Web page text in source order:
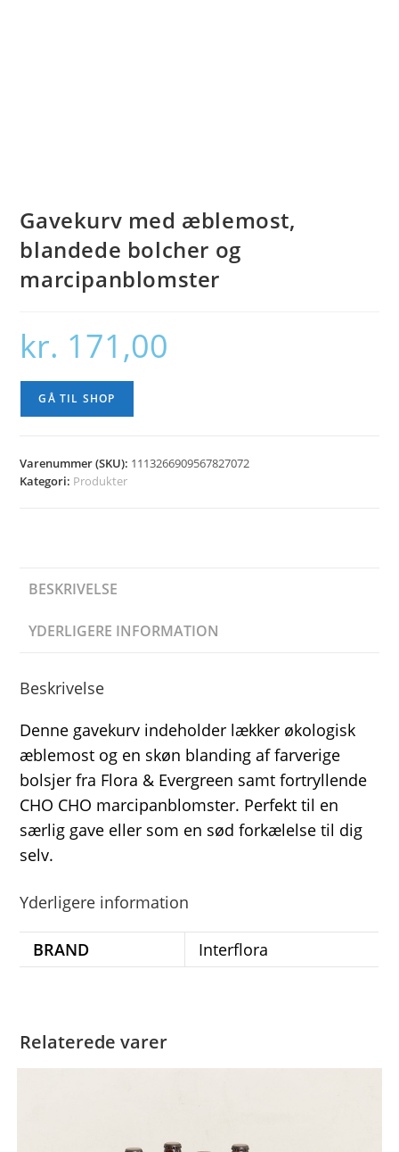
Gavekurv med æblemost,
blandede bolcher og
marcipanblomster
kr. 171,00
GÅ TIL SHOP
Varenummer (SKU): 1113266909567827072
Kategori: Produkter
BESKRIVELSE
YDERLIGERE INFORMATION
Beskrivelse
Denne gavekurv indeholder lækker økologisk
æblemost og en skøn blanding af farverige
bolsjer fra Flora & Evergreen samt fortryllende
CHO CHO marcipanblomster. Perfekt til en
særlig gave eller som en sød forkælelse til dig
selv.
Yderligere information
BRAND Interflora
Relaterede varer